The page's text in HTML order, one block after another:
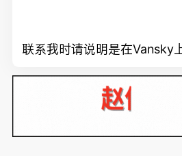
联系我时请说明是在Vansky